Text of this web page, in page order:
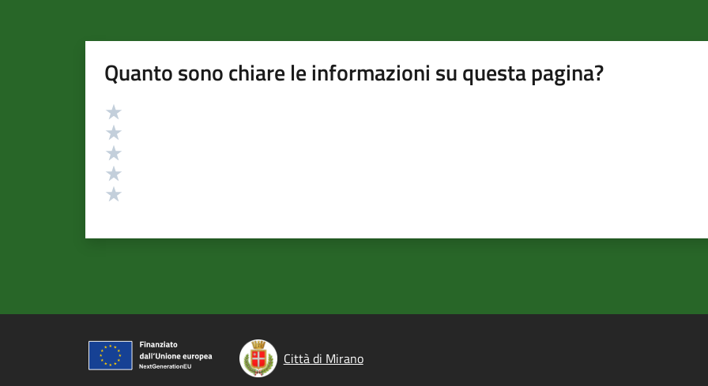
Quanto sono chiare le informazioni su questa pagina?
Valutazione
Città di Mirano